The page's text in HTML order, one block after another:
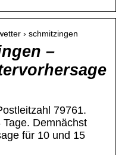
› schmitzingen
–
79761.
Demnächst
für 10 und 15